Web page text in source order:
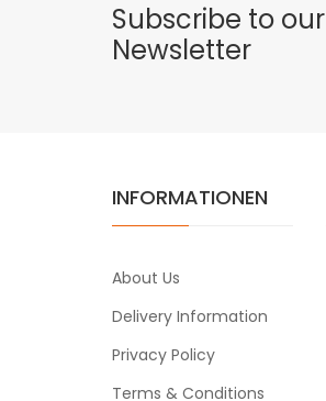
Subscribe to our
Newsletter
INFORMATIONEN
About Us
Delivery Information
Privacy Policy
Terms & Conditions